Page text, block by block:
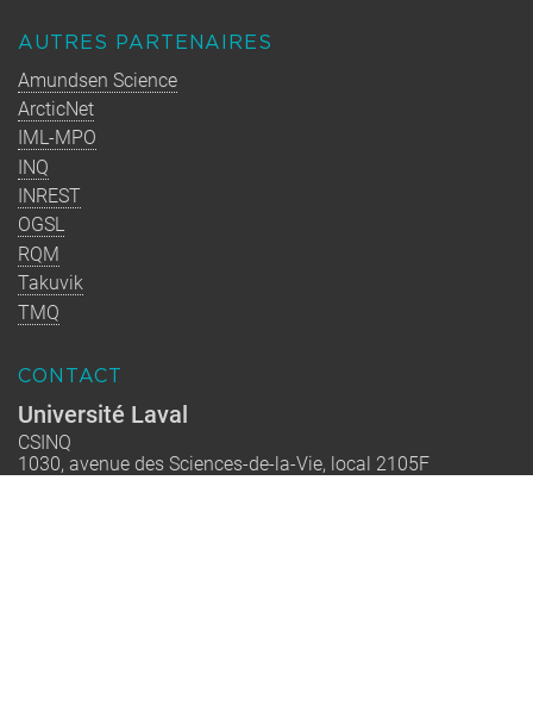
AUTRES PARTENAIRES
Amundsen Science
ArcticNet
IML-MPO
INQ
INREST
OGSL
RQM
Takuvik
TMQ
CONTACT
Université Laval
CSINQ
1030, avenue des Sciences-de-la-Vie, local 2105F